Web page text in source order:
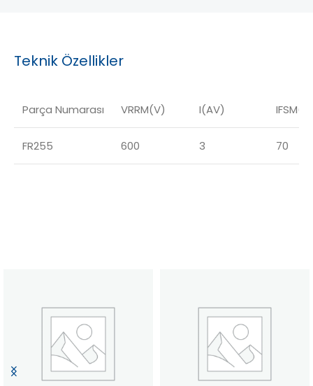
Teknik Özellikler
Parça Numarası VRRM(V) I(AV)
FR255 600 3 70